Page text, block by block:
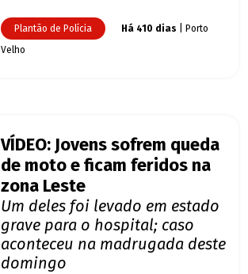
Plantão de Polícia Há 410 dias | Porto
Velho
VÍDEO: Jovens sofrem queda
de moto e ficam feridos na
zona Leste
Um deles foi levado em estado
grave para o hospital; caso
aconteceu na madrugada deste
domingo